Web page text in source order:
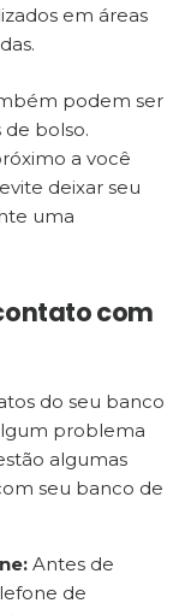
em áreas
podem ser
de bolso.
a você
deixar seu
uma
com
do seu banco
problema
algumas
seu banco de
Antes de
de